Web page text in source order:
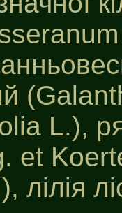
L.),
et
лілія